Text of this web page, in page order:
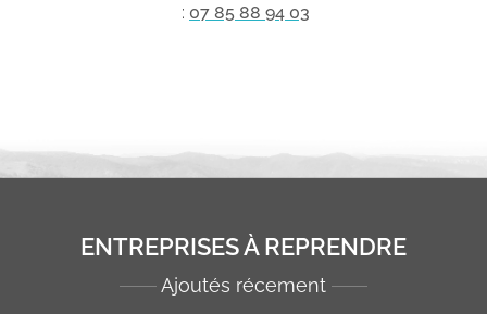
: 07 85 88 94 03
ENTREPRISES À REPRENDRE
Ajoutés récement